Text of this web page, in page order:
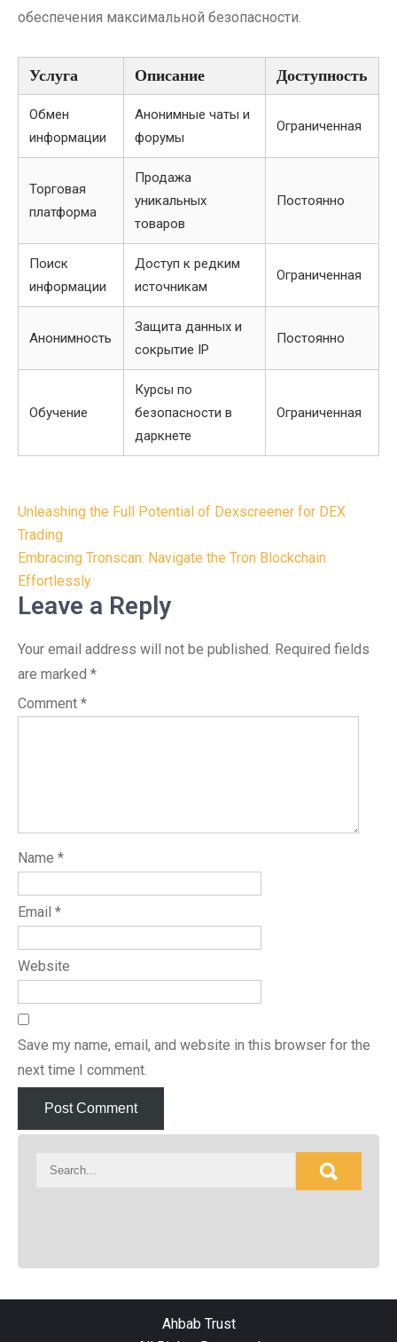
обеспечения максимальной безопасности.
Услуга Описание Доступность
Обмен
информации
Анонимные чаты и
форумы
Ограниченная
Торговая
платформа
Продажа
уникальных
товаров
Постоянно
Поиск
информации
Доступ к редким
источникам
Ограниченная
Анонимность
Защита данных и
сокрытие IP
Постоянно
Обучение
Курсы по
безопасности в
даркнете
Ограниченная
Post
navigation
Unleashing the Full Potential of Dexscreener for DEX
Trading
Embracing Tronscan: Navigate the Tron Blockchain
Effortlessly
Leave a Reply
Your email address will not be published. Required fields
are marked *
Comment *
Name *
Email *
Website
Save my name, email, and website in this browser for the
next time I comment.
Ahbab Trust